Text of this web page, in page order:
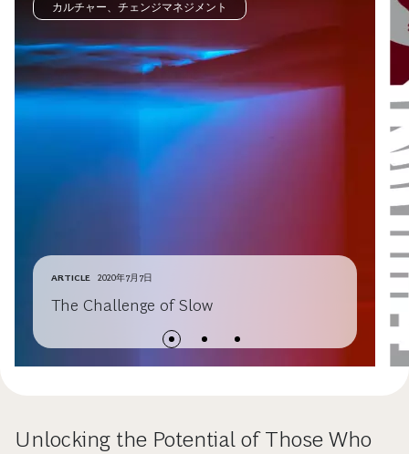
カルチャー、チェンジマネジメント
ARTICLE 2020年7月7日
The Challenge of Slow
Unlocking the Potential of Those Who